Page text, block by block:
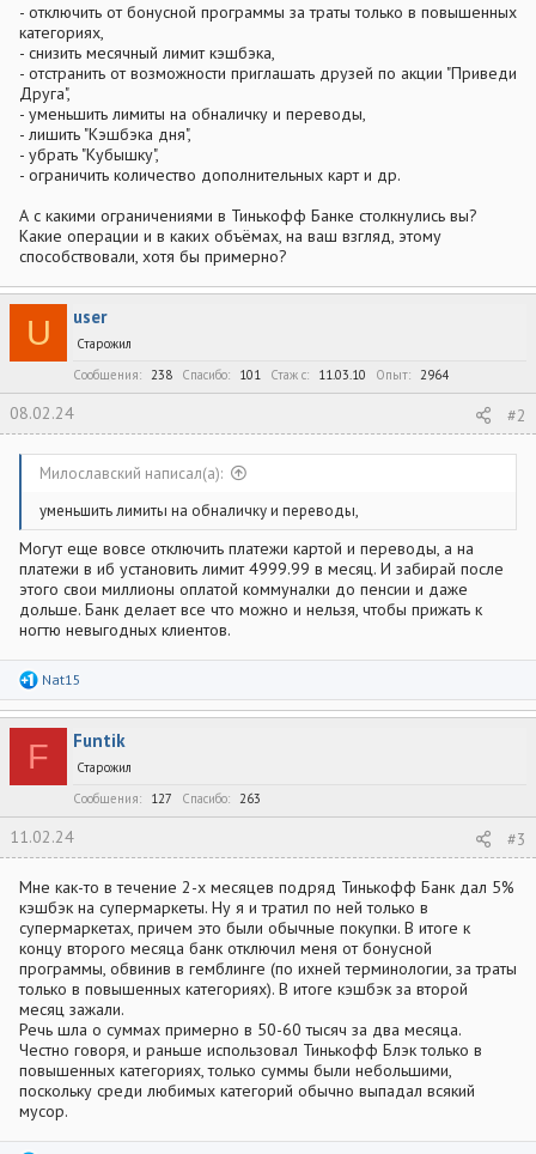
- отключить от бонусной программы за траты только в повышенных
категориях,
- снизить месячный лимит кэшбэка,
- отстранить от возможности приглашать друзей по акции "Приведи
Друга",
- уменьшить лимиты на обналичку и переводы,
- лишить "Кэшбэка дня",
- убрать "Кубышку",
- ограничить количество дополнительных карт и др.
А с какими ограничениями в Тинькофф Банке столкнулись вы?
Какие операции и в каких объёмах, на ваш взгляд, этому
способствовали, хотя бы примерно?
U user
Старожил
Сообщения
238 Спасибо 101 Стаж c 11.03.10 Опыт 2964
08.02.24 #2
Милославский написал(а):
уменьшить лимиты на обналичку и переводы,
Могут еще вовсе отключить платежи картой и переводы, а на
платежи в иб установить лимит 4999.99 в месяц. И забирай после
этого свои миллионы оплатой коммуналки до пенсии и даже
дольше. Банк делает все что можно и нельзя, чтобы прижать к
ногтю невыгодных клиентов.
Р
а
к
ц
и
Nat15
F Funtik
Старожил
Сообщения
127 Спасибо 263
11.02.24 #3
Мне как-то в течение 2-х месяцев подряд Тинькофф Банк дал 5%
кэшбэк на супермаркеты. Ну я и тратил по ней только в
супермаркетах, причем это были обычные покупки. В итоге к
концу второго месяца банк отключил меня от бонусной
программы, обвинив в гемблинге (по ихней терминологии, за траты
только в повышенных категориях). В итоге кэшбэк за второй
месяц зажали.
Речь шла о суммах примерно в 50-60 тысяч за два месяца.
Честно говоря, и раньше использовал Тинькофф Блэк только в
повышенных категориях, только суммы были небольшими,
поскольку среди любимых категорий обычно выпадал всякий
мусор.